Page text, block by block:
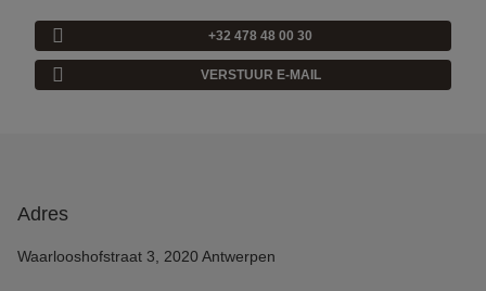
+32 478 48 00 30
VERSTUUR E-MAIL
Adres
Waarlooshofstraat 3, 2020 Antwerpen